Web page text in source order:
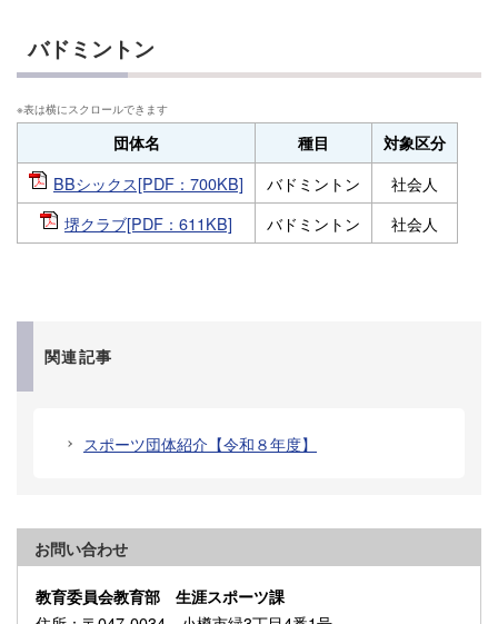
バドミントン
団体名 種目 対象区分
BBシックス[PDF：700KB] バドミントン
社会人
堺クラブ[PDF：611KB]
バドミントン 社会人
関連記事
スポーツ団体紹介【令和８年度】
お問い合わせ
教育委員会教育部 生涯スポーツ課